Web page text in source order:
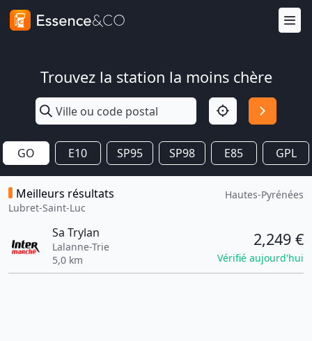
Trouvez la station la moins chère
GO E10 SP95 SP98 E85 GPL
Meilleurs résultats
Lubret-Saint-Luc
Hautes-Pyrénées
Sa Trylan
Lalanne-Trie
5,0 km
2,249 €
Vérifié aujourd'hui